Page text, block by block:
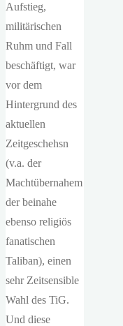
Aufstieg,
militärischen
Ruhm und Fall
beschäftigt, war
vor dem
Hintergrund des
aktuellen
Zeitgeschehsn
(v.a. der
Machtübernahem
der beinahe
ebenso religiös
fanatischen
Taliban), einen
sehr Zeitsensible
Wahl des TiG.
Und diese